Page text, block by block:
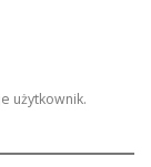
użytkownik.